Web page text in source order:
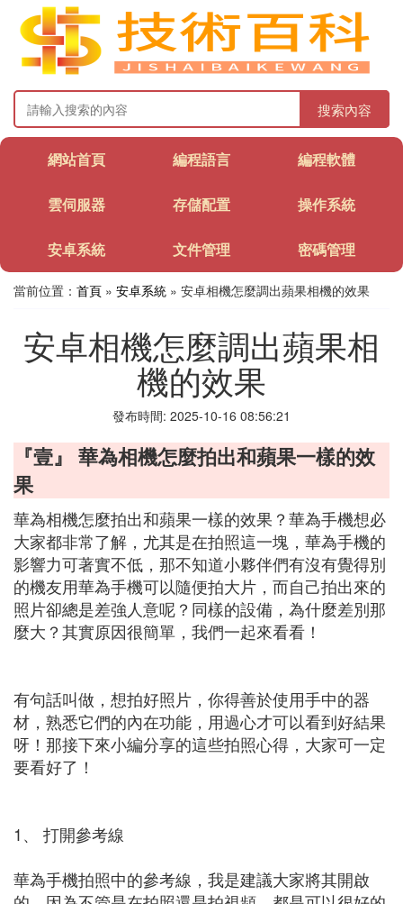
搜索內容
網站首頁 編程語言 編程軟體
雲伺服器 存儲配置 操作系統
安卓系統 文件管理 密碼管理
當前位置： 首頁 » 安卓系統 » 安卓相機怎麼調出蘋果相機的效果
安卓相機怎麼調出蘋果相
機的效果
發布時間: 2025-10-16 08:56:21
『壹』 華為相機怎麼拍出和蘋果一樣的效
果
華為相機怎麼拍出和蘋果一樣的效果？華為手機想必
大家都非常了解，尤其是在拍照這一塊，華為手機的
影響力可著實不低，那不知道小夥伴們有沒有覺得別
的機友用華為手機可以隨便拍大片，而自己拍出來的
照片卻總是差強人意呢？同樣的設備，為什麼差別那
麼大？其實原因很簡單，我們一起來看看！
有句話叫做，想拍好照片，你得善於使用手中的器
材，熟悉它們的內在功能，用過心才可以看到好結果
呀！那接下來小編分享的這些拍照心得，大家可一定
要看好了！
1、 打開參考線
華為手機拍照中的參考線，我是建議大家將其開啟